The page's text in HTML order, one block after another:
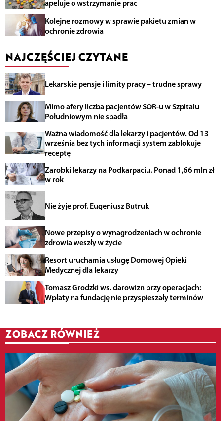
apeluje o wstrzymanie prac
Kolejne rozmowy w sprawie pakietu zmian w
ochronie zdrowia
NAJCZĘŚCIEJ CZYTANE
Lekarskie pensje i limity pracy – trudne sprawy
Mimo afery liczba pacjentów SOR-u w Szpitalu
Południowym nie spadła
Ważna wiadomość dla lekarzy i pacjentów. Od 13
września bez tych informacji system zablokuje
receptę
Zarobki lekarzy na Podkarpaciu. Ponad 1,66 mln zł
w rok
Nie żyje prof. Eugeniusz Butruk
Nowe przepisy o wynagrodzeniach w ochronie
zdrowia weszły w życie
Resort uruchamia usługę Domowej Opieki
Medycznej dla lekarzy
Tomasz Grodzki ws. darowizn przy operacjach:
Wpłaty na fundację nie przyspieszały terminów
ZOBACZ RÓWNIEŻ